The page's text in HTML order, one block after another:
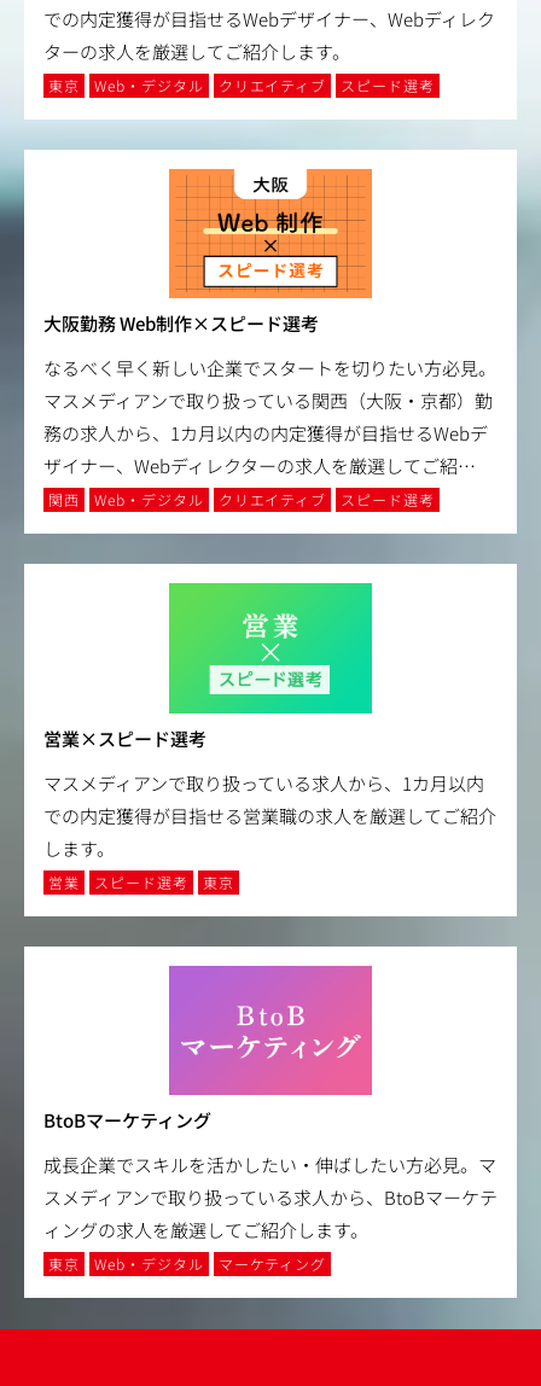
での内定獲得が目指せるWebデザイナー、Webディレク
ターの求人を厳選してご紹介します。
東京 Web・デジタル クリエイティブ スピード選考
大阪勤務 Web制作×スピード選考
なるべく早く新しい企業でスタートを切りたい方必見。
マスメディアンで取り扱っている関西（大阪・京都）勤
務の求人から、1カ月以内の内定獲得が目指せるWebデ
ザイナー、Webディレクターの求人を厳選してご紹…
関西 Web・デジタル クリエイティブ スピード選考
営業×スピード選考
マスメディアンで取り扱っている求人から、1カ月以内
での内定獲得が目指せる営業職の求人を厳選してご紹介
します。
営業 スピード選考 東京
BtoBマーケティング
成長企業でスキルを活かしたい・伸ばしたい方必見。マ
スメディアンで取り扱っている求人から、BtoBマーケテ
ィングの求人を厳選してご紹介します。
東京 Web・デジタル マーケティング